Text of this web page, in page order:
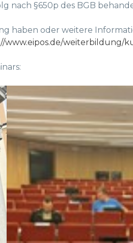
nach §650p des BGB
haben oder weitere
www.eipos.de/weiterbildung/